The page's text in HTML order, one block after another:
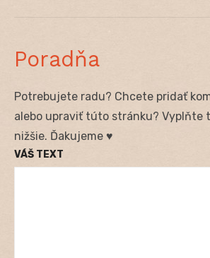
Poradňa
Potrebujete radu? Chcete pridať
alebo upraviť túto stránku? Vyplňte
nižšie. Ďakujeme ♥
VÁŠ TEXT